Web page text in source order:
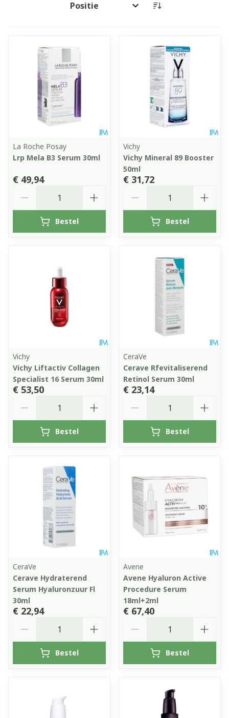
Sorteer op:
La Roche Posay
Lrp Mela B3 Serum 30ml
€ 49,94
Bestel
Vichy
Vichy Mineral 89 Booster
50ml
€ 31,72
Bestel
Vichy
Vichy Liftactiv Collagen
Specialist 16 Serum 30ml
€ 53,50
Bestel
CeraVe
Cerave Rfevitaliserend
Retinol Serum 30ml
€ 23,14
Bestel
CeraVe
Cerave Hydraterend
Serum Hyaluronzuur Fl
30ml
€ 22,94
Bestel
Avene
Avene Hyaluron Active
Procedure Serum
18ml+2ml
€ 67,40
Bestel